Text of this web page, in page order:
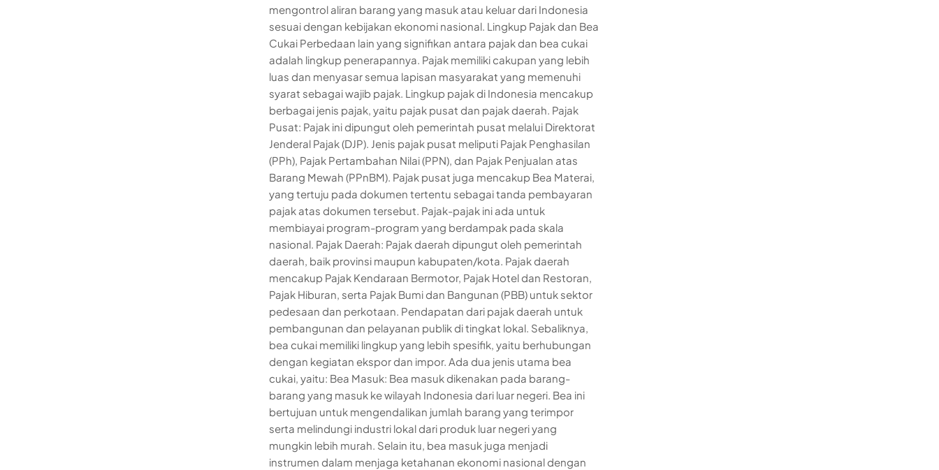
mengontrol aliran barang yang masuk atau keluar dari Indonesia
sesuai dengan kebijakan ekonomi nasional. Lingkup Pajak dan Bea
Cukai Perbedaan lain yang signifikan antara pajak dan bea cukai
adalah lingkup penerapannya. Pajak memiliki cakupan yang lebih
luas dan menyasar semua lapisan masyarakat yang memenuhi
syarat sebagai wajib pajak. Lingkup pajak di Indonesia mencakup
berbagai jenis pajak, yaitu pajak pusat dan pajak daerah. Pajak
Pusat: Pajak ini dipungut oleh pemerintah pusat melalui Direktorat
Jenderal Pajak (DJP). Jenis pajak pusat meliputi Pajak Penghasilan
(PPh), Pajak Pertambahan Nilai (PPN), dan Pajak Penjualan atas
Barang Mewah (PPnBM). Pajak pusat juga mencakup Bea Materai,
yang tertuju pada dokumen tertentu sebagai tanda pembayaran
pajak atas dokumen tersebut. Pajak-pajak ini ada untuk
membiayai program-program yang berdampak pada skala
nasional. Pajak Daerah: Pajak daerah dipungut oleh pemerintah
daerah, baik provinsi maupun kabupaten/kota. Pajak daerah
mencakup Pajak Kendaraan Bermotor, Pajak Hotel dan Restoran,
Pajak Hiburan, serta Pajak Bumi dan Bangunan (PBB) untuk sektor
pedesaan dan perkotaan. Pendapatan dari pajak daerah untuk
pembangunan dan pelayanan publik di tingkat lokal. Sebaliknya,
bea cukai memiliki lingkup yang lebih spesifik, yaitu berhubungan
dengan kegiatan ekspor dan impor. Ada dua jenis utama bea
cukai, yaitu: Bea Masuk: Bea masuk dikenakan pada barang-
barang yang masuk ke wilayah Indonesia dari luar negeri. Bea ini
bertujuan untuk mengendalikan jumlah barang yang terimpor
serta melindungi industri lokal dari produk luar negeri yang
mungkin lebih murah. Selain itu, bea masuk juga menjadi
instrumen dalam menjaga ketahanan ekonomi nasional dengan